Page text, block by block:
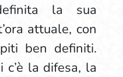
la sua
attuale, con
ben definiti.
c’è la difesa, la